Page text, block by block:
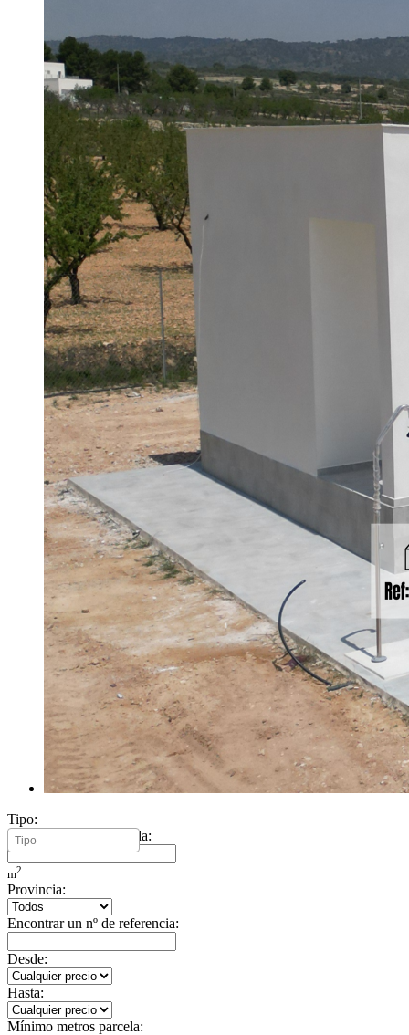
Tipo:
Mínimo metros vivienda:
m2
Provincia:
Encontrar un nº de referencia:
Desde:
Hasta:
Mínimo metros parcela: